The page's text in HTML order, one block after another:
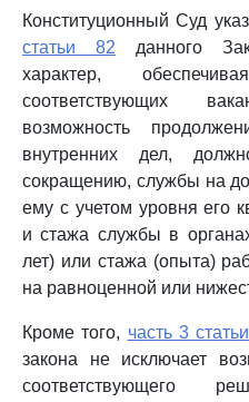
Конституционный Суд
статьи 82 данного
характер,
соответствующих
возможность
внутренних дел,
сокращению, службы на
ему с учетом уровня его
и стажа службы в
лет) или стажа (опыта)
на равноценной или
Кроме того, часть 3
закона не исключает
соответствующего